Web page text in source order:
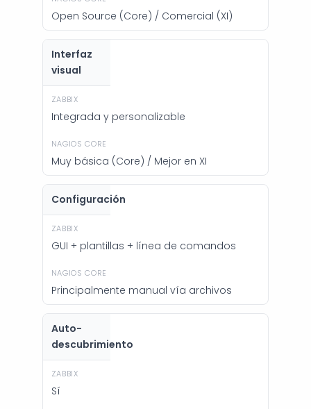
Open Source (Core) / Comercial (XI)
Interfaz
visual
Integrada y personalizable
Muy básica (Core) / Mejor en XI
Configuración
GUI + plantillas + línea de comandos
Principalmente manual vía archivos
Auto-
descubrimiento
Sí